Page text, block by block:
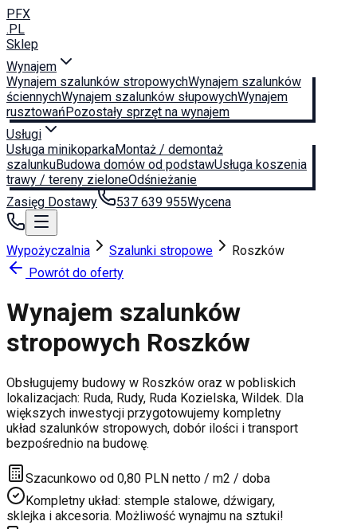
PFX
.PL
Sklep
Wynajem
Wynajem szalunków stropowychWynajem szalunków
ściennychWynajem szalunków słupowychWynajem
rusztowańPozostały sprzęt na wynajem
Usługi
Usługa minikoparkaMontaż / demontaż
szalunkuBudowa domów od podstawUsługa koszenia
trawy / tereny zieloneOdśnieżanie
Zasięg Dostawy
537 639 955Wycena
Wypożyczalnia Szalunki stropowe
Roszków
Powrót do oferty
Wynajem szalunków
stropowych Roszków
Obsługujemy budowy w Roszków oraz w pobliskich
lokalizacjach: Ruda, Rudy, Ruda Kozielska, Wildek. Dla
większych inwestycji przygotowujemy kompletny
układ szalunków stropowych, dobór ilości i transport
bezpośrednio na budowę.
Szacunkowo od 0,80 PLN netto / m2 / doba
Kompletny układ: stemple stalowe, dźwigary,
sklejka i akcesoria. Możliwość wynajmu na sztuki!